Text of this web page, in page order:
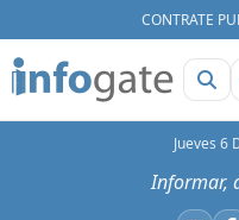
CONTRATE
Jueves 6
Informar,